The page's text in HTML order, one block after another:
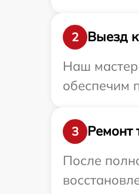
2
Выезд
Наш мастер
обеспечим
3
Ремонт
После